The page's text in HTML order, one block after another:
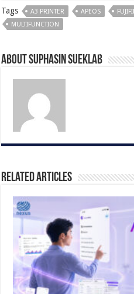
Tags A3 PRINTER APEOS
MULTIFUNCTION
About Suphasin Sueklab
Related Articles